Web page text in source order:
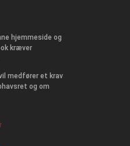
hjemmeside og
kræver
medfører et krav
og om